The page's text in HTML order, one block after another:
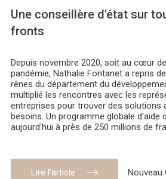
Une conseillère d'état sur
fronts
Depuis novembre 2020, soit au cœur
pandémie, Nathalie Fontanet a repris
rênes du département du
multiplié les rencontres avec les
entreprises pour trouver des solutions
besoins. Un programme globale d'aide
aujourd'hui à près de 250 millions de
Lire l’article Nouveau